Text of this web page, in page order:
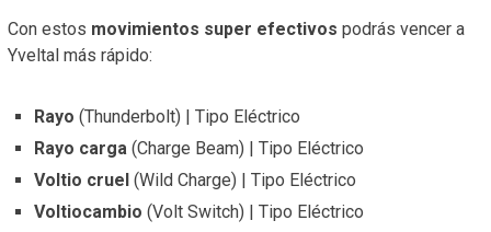
Con estos movimientos super efectivos podrás vencer a
Yveltal más rápido:
Rayo (Thunderbolt) | Tipo Eléctrico
Rayo carga (Charge Beam) | Tipo Eléctrico
Voltio cruel (Wild Charge) | Tipo Eléctrico
Voltiocambio (Volt Switch) | Tipo Eléctrico